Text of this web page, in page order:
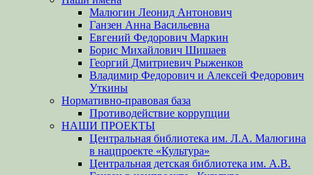
Малюгин Леонид Антонович
Ганзен Анна Васильевна
Евгений Федорович Маркин
Борис Михайлович Шишаев
Георгий Дмитриевич Рыженков
Владимир Федорович и Алексей Федорович
Уткины
Нормативно-правовая база
Противодействие коррупции
НАШИ ПРОЕКТЫ
Центральная библиотека им. Л.А. Малюгина
в нацпроекте «Культура»
Центральная детская библиотека им. А.В.